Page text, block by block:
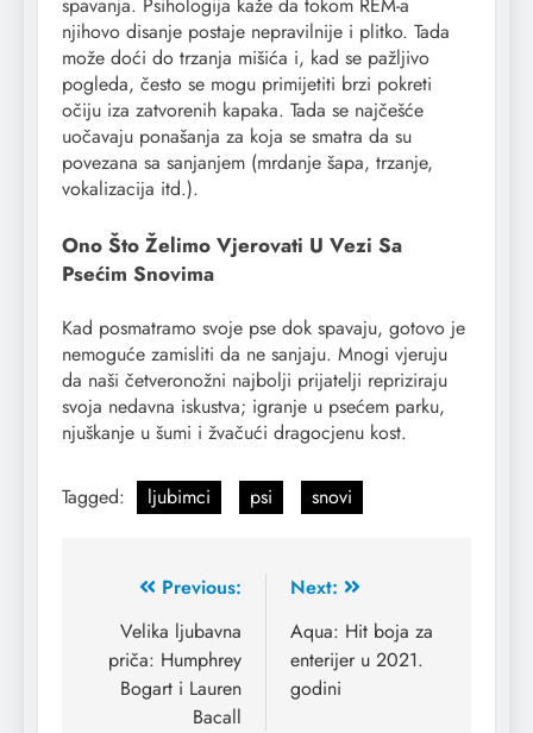
spavanja. Psihologija kaže da tokom REM-a
njihovo disanje postaje nepravilnije i plitko. Tada
može doći do trzanja mišića i, kad se pažljivo
pogleda, često se mogu primijetiti brzi pokreti
očiju iza zatvorenih kapaka. Tada se najčešće
uočavaju ponašanja za koja se smatra da su
povezana sa sanjanjem (mrdanje šapa, trzanje,
vokalizacija itd.).
Ono Što Želimo Vjerovati U Vezi Sa
Psećim Snovima
Kad posmatramo svoje pse dok spavaju, gotovo je
nemoguće zamisliti da ne sanjaju. Mnogi vjeruju
da naši četveronožni najbolji prijatelji repriziraju
svoja nedavna iskustva; igranje u psećem parku,
njuškanje u šumi i žvačući dragocjenu kost.
Tagged: ljubimci psi snovi
Previous:
Velika ljubavna
priča: Humphrey
Bogart i Lauren
Bacall
Next:
Aqua: Hit boja za
enterijer u 2021.
godini